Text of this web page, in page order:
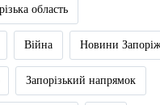
область
Війна Новини
Запорізький напрямок